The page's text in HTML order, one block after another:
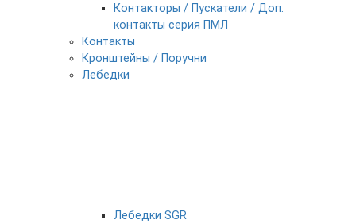
Контакторы / Пускатели / Доп.
контакты серия ПМЛ
Контакты
Кронштейны / Поручни
Лебедки
Лебедки SGR